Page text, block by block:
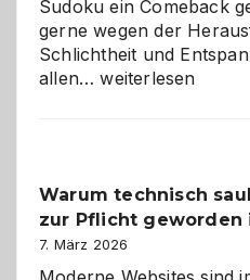
Sudoku ein Comeback
gerne wegen der
Schlichtheit und
allen…Sudoku
den
Logikrätseln
weiterlesen
Warum technisch
zur Pflicht geworden
7. März 2026